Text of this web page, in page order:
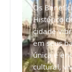
Os
Histórico
cidade
em seus
única e
cultural,